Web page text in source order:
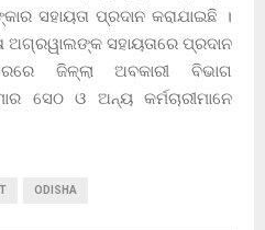
ସହାୟତା ପ୍ରଦାନ କରାଯାଇଛି ।
ଅଗ୍ରୱାଲଙ୍କ ସହାୟତାରେ ପ୍ରଦାନ
ଜିଳ୍ଲା ଅବକାରୀ ବିଭାଗ
ସେଠ ଓ ଅନ୍ୟ କର୍ମଚାରୀମାନେ
ODISHA